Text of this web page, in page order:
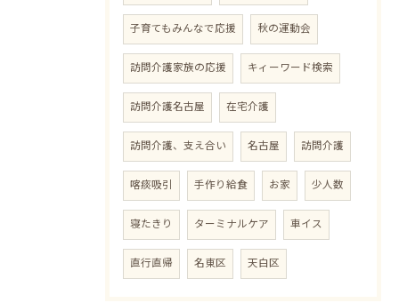
子育てもみんなで応援 秋の運動会
訪問介護家族の応援 キィーワード検索
訪問介護名古屋 在宅介護
訪問介護、支え合い 名古屋 訪問介護
喀痰吸引 手作り給食 お家 少人数
寝たきり ターミナルケア 車イス
直行直帰 名東区 天白区